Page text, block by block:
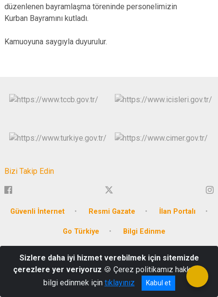
düzenlenen bayramlaşma töreninde personelimizin
Kurban Bayramını kutladı.
Kamuoyuna saygıyla duyurulur.
Bizi Takip Edin
Güvenli İnternet Resmi Gazate İlan Portalı
Go Türkiye Bilgi Edinme
Emirbeyazıt Mahallesi, Cumhuriyet Meydanı No:3
Tel: 0252 214 1234
Sizlere daha iyi hizmet verebilmek için sitemizde
çerezlere yer veriyoruz 🍪 Çerez politikamız hakkında
bilgi edinmek için tıklayınız Kabul et